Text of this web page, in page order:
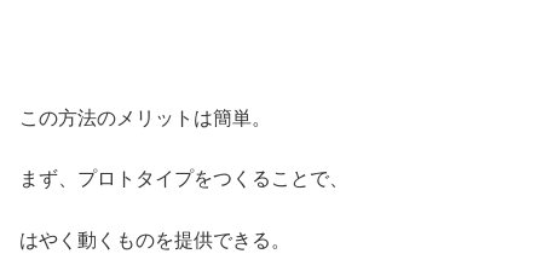
この方法のメリットは簡単。
まず、プロトタイプをつくることで、
はやく動くものを提供できる。